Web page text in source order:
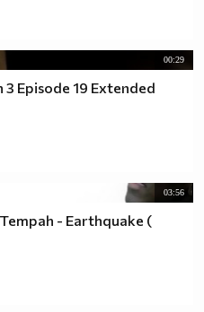
00:29
Episode 19 Extended
03:56
- Earthquake (